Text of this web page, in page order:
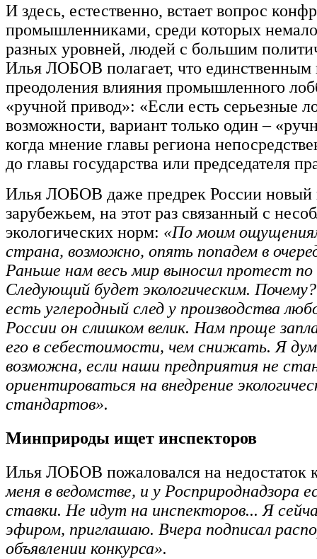
И здесь, естественно, встает вопрос
промышленниками, среди которых немало
разных уровней, людей с большим
Илья ЛОБОВ полагает, что единственным
преодоления влияния промышленного
«ручной привод»: «Если есть серьезные
возможности, вариант только один –
когда мнение главы региона
до главы государства или председателя
Илья ЛОБОВ даже предрек России новый
зарубежьем, на этот раз связанный с
экологических норм: «По моим
страна, возможно, опять попадем в
Раньше нам весь мир выносил протест по
Следующий будет экологическим.
есть углеродный след у производства
России он слишком велик. Нам проще
его в себестоимости, чем снижать. Я
возможна, если наши предприятия не
ориентироваться на внедрение
стандартов».
Минприроды ищет инспекторов
Илья ЛОБОВ пожаловался на недостаток
меня в ведомстве, и у Росприроднадзора
ставки. Не идут на инспекторов... Я
эфиром, приглашаю. Вчера подписал
объявлении конкурса».